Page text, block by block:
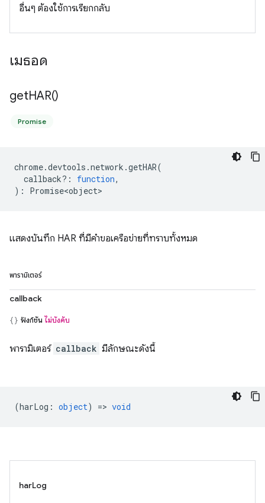
อื่นๆ ต้องใช้การเรียกกลับ
เมธอด
getHAR()
Promise
chrome.devtools .network .getHAR(
callback? : function,
) : Promise<object>
แสดงบันทึก HAR ที่มีคำขอเครือข่ายที่ทราบทั้งหมด
พารามิเตอร์
callback
ฟังก์ชัน ไม่บังคับ
พารามิเตอร์ callback มีลักษณะดังนี้
(harLog : object) => void
harLog